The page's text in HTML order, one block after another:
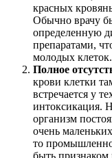
красных
Обычно врачу
определенную
препаратами,
молодых клеток.
Полное
крови клетки
встречается у
интоксикация.
организм
очень
то
быть